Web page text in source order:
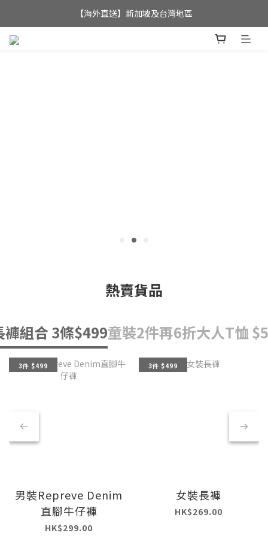
全店滿$350，即可享港澳地區免運費;
【海外直送】新加坡及台灣地區
熱賣貨品
褲組合 3條$499童裝2件再6折大人T恤
3件 $499
男裝Repreve Denim
直腳牛仔褲
HK$299.00
3件 $499
女裝長褲
HK$269.00